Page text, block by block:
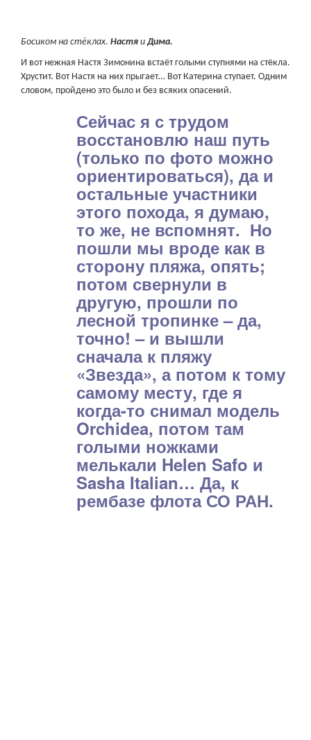
Босиком на стёклах. Настя иДима.
И вот нежная Настя Зимонина встаёт голыми ступнями на стёкла.
Хрустит. Вот Настя на них прыгает… Вот Катерина ступает. Одним
словом, пройдено это было и без всяких опасений.
Сейчас я с трудом
восстановлю наш путь
(только по фото можно
ориентироваться), да и
остальные участники
этого похода, я думаю,
то же, не вспомнят. Но
пошли мы вроде как в
сторону пляжа, опять;
потом свернули в
другую, прошли по
лесной тропинке – да,
точно! – и вышли
сначала к пляжу
«Звезда», а потом к тому
самому месту, где я
когда-то снимал модель
Orchidea, потом там
голыми ножками
мелькали Helen Safo и
Sasha Italian… Да, к
рембазе флота СО РАН.